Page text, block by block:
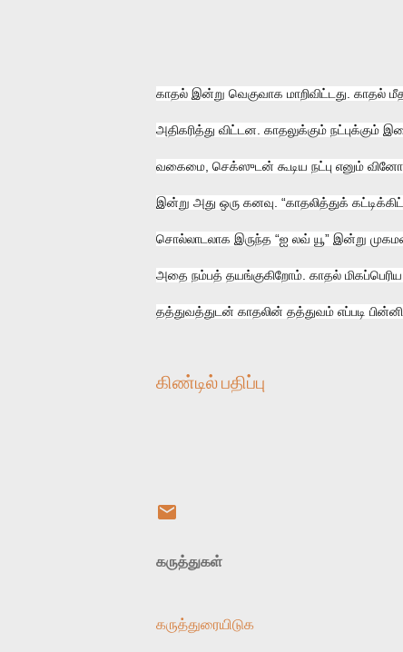
காதல் இன்று வெகுவாக மாறிவிட்டது. காதல்
அதிகரித்து விட்டன. காதலுக்கும் நட்புக்கும்
வகைமை, செக்ஸுடன் கூடிய நட்பு எனும்
இன்று அது ஒரு கனவு. “காதலித்துக்
சொல்லாடலாக இருந்த “ஐ லவ் யூ” இன்று
அதை நம்பத் தயங்குகிறோம். காதல் மிகப்பெரிய
தத்துவத்துடன் காதலின் தத்துவம் எப்படி
கிண்டில் பதிப்பு
கருத்துகள்
கருத்துரையிடுக